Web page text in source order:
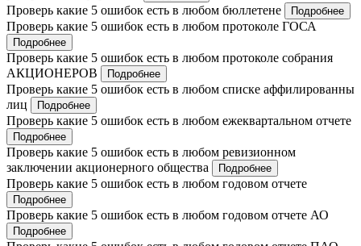
Проверь какие 5 ошибок есть в любом бюллетене Подробнее
Проверь какие 5 ошибок есть в любом протоколе ГОСА
Подробнее
Проверь какие 5 ошибок есть в любом протоколе собрания
АКЦИОНЕРОВ
Подробнее
Проверь какие 5 ошибок есть в любом списке аффилированны
лиц
Подробнее
Проверь какие 5 ошибок есть в любом ежеквартальном отчете
Подробнее
Проверь какие 5 ошибок есть в любом ревизионном
заключении акционерного общества
Подробнее
Проверь какие 5 ошибок есть в любом годовом отчете
Подробнее
Проверь какие 5 ошибок есть в любом годовом отчете АО
Подробнее